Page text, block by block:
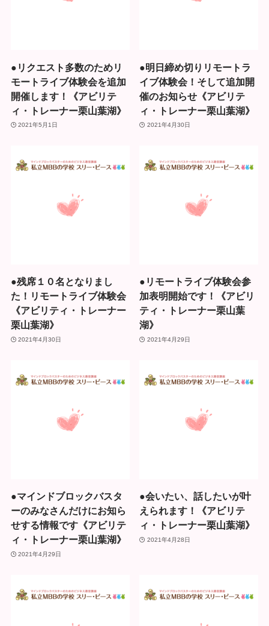
●リクエスト多数のためリ
モートライブ体験会を追加
開催します！《アビリテ
ィ・トレーナー栗山葉湖》
2021年5月1日
●明日締め切りリモートラ
イブ体験会！そして追加開
催のお知らせ《アビリテ
ィ・トレーナー栗山葉湖》
2021年4月30日
●残席１０名となりまし
た！リモートライブ体験会
《アビリティ・トレーナー
栗山葉湖》
2021年4月30日
●リモートライブ体験会参
加表明開始です！《アビリ
ティ・トレーナー栗山葉
湖》
2021年4月29日
●マインドブロックバスタ
ーのみなさんだけにお知ら
せする情報です《アビリテ
ィ・トレーナー栗山葉湖》
2021年4月29日
●会いたい、話したいが叶
えられます！《アビリテ
ィ・トレーナー栗山葉湖》
2021年4月28日